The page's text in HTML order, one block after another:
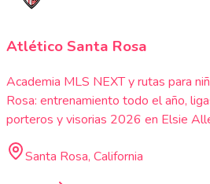
Atlético Santa Rosa
Academia MLS NEXT y rutas para
Rosa: entrenamiento todo el año,
porteros y visorias 2026 en Elsie
Santa Rosa, California